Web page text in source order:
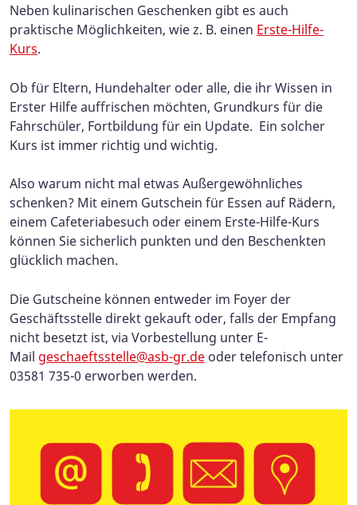
Neben kulinarischen Geschenken gibt es auch
praktische Möglichkeiten, wie z. B. einen Erste-Hilfe-
Kurs.
Ob für Eltern, Hundehalter oder alle, die ihr Wissen in
Erster Hilfe auffrischen möchten, Grundkurs für die
Fahrschüler, Fortbildung für ein Update. Ein solcher
Kurs ist immer richtig und wichtig.
Also warum nicht mal etwas Außergewöhnliches
schenken? Mit einem Gutschein für Essen auf Rädern,
einem Cafeteriabesuch oder einem Erste-Hilfe-Kurs
können Sie sicherlich punkten und den Beschenkten
glücklich machen.
Die Gutscheine können entweder im Foyer der
Geschäftsstelle direkt gekauft oder, falls der Empfang
nicht besetzt ist, via Vorbestellung unter E-
Mail geschaeftsstelle@asb-gr.de oder telefonisch unter
03581 735-0 erworben werden.